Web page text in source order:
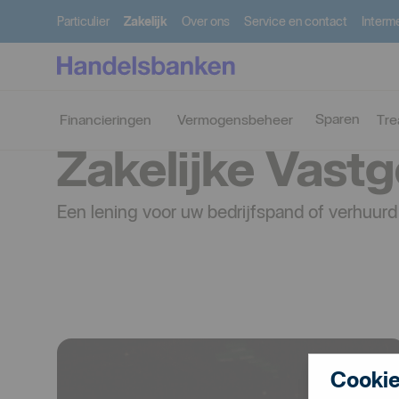
Particulier Zakelijk Over ons Service en contact
Financieringen Vermogensbeheer Sparen
Zakelijke
Een lening voor uw bedrijfspand of